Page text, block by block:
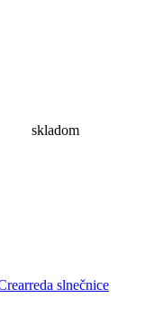
skladom
slnečnice